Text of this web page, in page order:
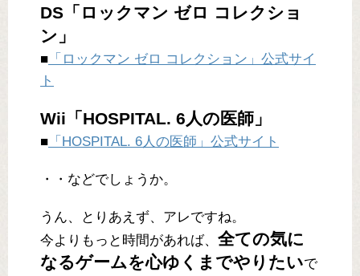
DS「ロックマン ゼロ コレクショ
ン」
■ 「ロックマン ゼロ コレクション」公式サイ
ト
Wii「HOSPITAL. 6人の医師」
■ 「HOSPITAL. 6人の医師」公式サイト
・・などでしょうか。
うん、とりあえず、アレですね。
今よりもっと時間があれば、 全ての気に
なるゲームを心ゆくまでやりたいで